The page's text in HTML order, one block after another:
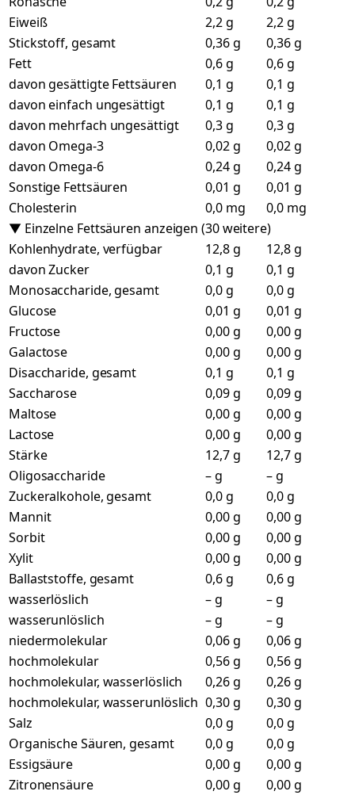
Eiweiß
2,2 g
2,2 g
Stickstoff, gesamt
0,36 g
0,36 g
Fett
0,6 g
0,6 g
davon gesättigte Fettsäuren
0,1 g
0,1 g
davon einfach ungesättigt
0,1 g
0,1 g
davon mehrfach ungesättigt
0,3 g
0,3 g
davon Omega-3
0,02 g
0,02 g
davon Omega-6
0,24 g
0,24 g
Sonstige Fettsäuren
0,01 g
0,01 g
Cholesterin
0,0 mg
0,0 mg
▼ Einzelne Fettsäuren anzeigen (30 weitere)
Kohlenhydrate, verfügbar
12,8 g
12,8 g
davon Zucker
0,1 g
0,1 g
Monosaccharide, gesamt
0,0 g
0,0 g
Glucose
0,01 g
0,01 g
Fructose
0,00 g
0,00 g
Galactose
0,00 g
0,00 g
Disaccharide, gesamt
0,1 g
0,1 g
Saccharose
0,09 g
0,09 g
Maltose
0,00 g
0,00 g
Lactose
0,00 g
0,00 g
Stärke
12,7 g
12,7 g
Oligosaccharide
– g
– g
Zuckeralkohole, gesamt
0,0 g
0,0 g
Mannit
0,00 g
0,00 g
Sorbit
0,00 g
0,00 g
Xylit
0,00 g
0,00 g
Ballaststoffe, gesamt
0,6 g
0,6 g
wasserlöslich
– g
– g
wasserunlöslich
– g
– g
niedermolekular
0,06 g
0,06 g
hochmolekular
0,56 g
0,56 g
hochmolekular, wasserlöslich
0,26 g
0,26 g
hochmolekular, wasserunlöslich 0,30 g
0,30 g
Salz
0,0 g
0,0 g
Organische Säuren, gesamt
0,0 g
0,0 g
Essigsäure
0,00 g
0,00 g
Zitronensäure
0,00 g
0,00 g